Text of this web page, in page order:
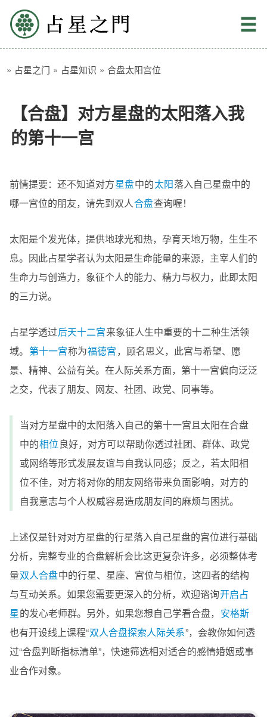
☰
» 占星之门 » 占星知识 » 合盘太阳宫位
【合盘】对方星盘的太阳落入我
的第十一宫
前情提要：还不知道对方星盘中的太阳落入自己星盘中的
哪一宫位的朋友，请先到双人合盘查询喔！
太阳是个发光体，提供地球光和热，孕育天地万物，生生不
息。因此占星学者认为太阳是生命能量的来源，主宰人们的
生命力与创造力，象征个人的能力、精力与权力，此即太阳
的三力说。
占星学透过后天十二宫来象征人生中重要的十二种生活领
域。 第十一宫称为福德宫，顾名思义，此宫与希望、愿
景、精神、公益有关。在人际关系方面，第十一宫偏向泛泛
之交，代表了朋友、网友、社团、政党、同事等。
当对方星盘中的太阳落入自己的第十一宫且太阳在合盘
中的相位良好，对方可以帮助你透过社团、群体、政党
或网络等形式发展友谊与自我认同感；反之，若太阳相
位不佳，对方将对你的朋友网络带来负面影响，对方的
自我意志与个人权威容易造成朋友间的麻烦与困扰。
上述仅是针对对方星盘的行星落入自己星盘的宫位进行基础
分析，完整专业的合盘解析会比这更复杂许多，必须整体考
量双人合盘中的行星、星座、宫位与相位，这四者的结构
与互动关系。如果您需要更深入的分析，欢迎谘询开启占
星的发心老师群。另外，如果您想自己学看合盘， 安格斯
也有开设线上课程“双人合盘探索人际关系”，会教你如何透
过“合盘判断指标清单”，快速筛选相对适合的感情婚姻或事
业合作对象。